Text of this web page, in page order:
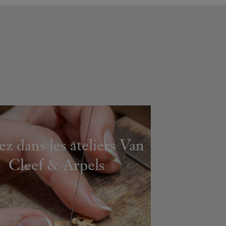
dans les ateliers Van
Cleef & Arpels